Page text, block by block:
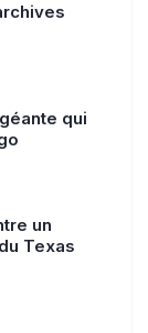
qui
un
Texas